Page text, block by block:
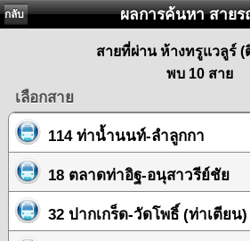
กลับ ผลการค้นหา สายร
สายที่ผ่าน ห้างทรูแวลูร์
พบ 10 สาย
เลือกสาย
114 ท่าน้ำนนท์-ลำลูกกา
18 ตลาดท่าอิฐ-อนุสาวรีย์ชัย
32 ปากเกร็ด-วัดโพธิ์ (ท่าเตียน)